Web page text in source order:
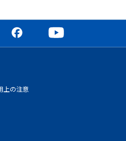
X（旧Twitter）ページ
公式Facebookページ
上の注意